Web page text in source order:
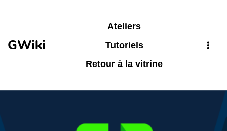
GWiki
Ateliers
Tutoriels
Retour à la vitrine